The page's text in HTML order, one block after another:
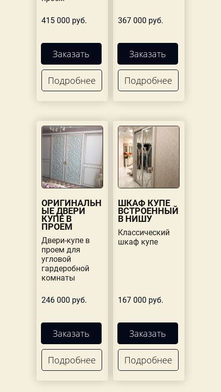
415 000 руб.
Заказать
Подробнее
367 000 руб.
Заказать
Подробнее
ОРИГИНАЛЬН
ЫЕ ДВЕРИ
КУПЕ В
ПРОЕМ
Двери-купе в
проем для
угловой
гардеробной
комнаты
246 000 руб.
Заказать
Подробнее
ШКАФ КУПЕ
ВСТРОЕННЫЙ
В НИШУ
Классический
шкаф купе
167 000 руб.
Заказать
Подробнее